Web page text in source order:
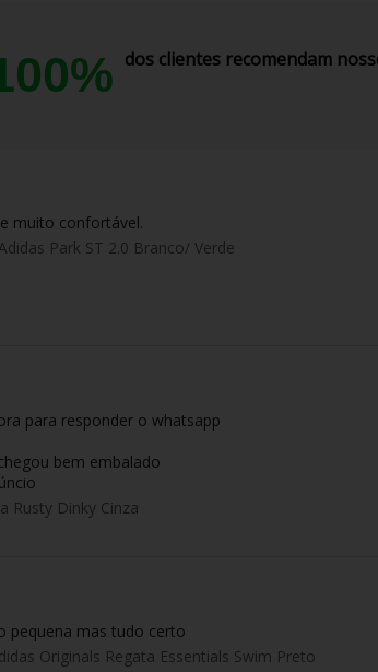
dos clientes recomendam
muito confortável.
Park ST 2.0 Branco/ Verde
para responder o whatsapp
bem embalado
Rusty Dinky Cinza
pequena mas tudo certo
Originals Regata Essentials Swim Preto